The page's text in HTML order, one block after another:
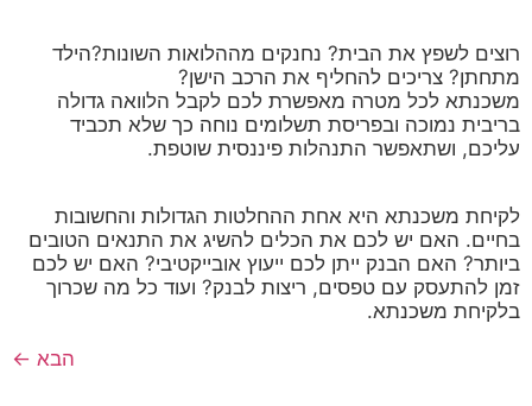
רוצים לשפץ את הבית? נחנקים מההלואות השונות?הילד
מתחתן? צריכים להחליף את הרכב הישן?
משכנתא לכל מטרה מאפשרת לכם לקבל הלוואה גדולה
בריבית נמוכה ובפריסת תשלומים נוחה כך שלא תכביד
עליכם, ושתאפשר התנהלות פיננסית שוטפת.
לקיחת משכנתא היא אחת ההחלטות הגדולות והחשובות
בחיים. האם יש לכם את הכלים להשיג את התנאים הטובים
ביותר? האם הבנק ייתן לכם ייעוץ אובייקטיבי? האם יש לכם
זמן להתעסק עם טפסים, ריצות לבנק? ועוד כל מה שכרוך
בלקיחת משכנתא.
הבא ←